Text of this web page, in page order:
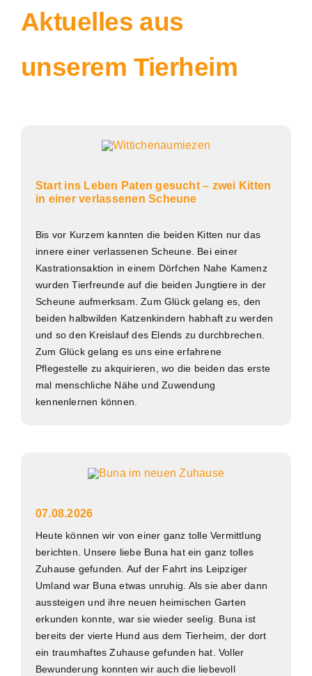
Aktuelles aus
unserem Tierheim
Start ins Leben Paten gesucht – zwei Kitten
in einer verlassenen Scheune
Bis vor Kurzem kannten die beiden Kitten nur das
innere einer verlassenen Scheune. Bei einer
Kastrationsaktion in einem Dörfchen Nahe Kamenz
wurden Tierfreunde auf die beiden Jungtiere in der
Scheune aufmerksam. Zum Glück gelang es, den
beiden halbwilden Katzenkindern habhaft zu werden
und so den Kreislauf des Elends zu durchbrechen.
Zum Glück gelang es uns eine erfahrene
Pflegestelle zu akquirieren, wo die beiden das erste
mal menschliche Nähe und Zuwendung
kennenlernen können.
07.08.2026
Heute können wir von einer ganz tolle Vermittlung
berichten. Unsere liebe Buna hat ein ganz tolles
Zuhause gefunden. Auf der Fahrt ins Leipziger
Umland war Buna etwas unruhig. Als sie aber dann
aussteigen und ihre neuen heimischen Garten
erkunden konnte, war sie wieder seelig. Buna ist
bereits der vierte Hund aus dem Tierheim, der dort
ein traumhaftes Zuhause gefunden hat. Voller
Bewunderung konnten wir auch die liebevoll